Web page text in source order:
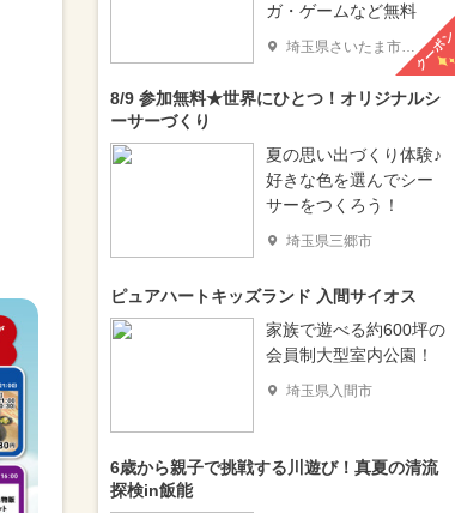
ガ・ゲームなど無料
埼玉県さいたま市大宮区 クーポン
8/9 参加無料★世界にひとつ！オリジナルシ
ーサーづくり
夏の思い出づくり体験♪
好きな色を選んでシー
サーをつくろう！
埼玉県三郷市
ピュアハートキッズランド 入間サイオス
家族で遊べる約600坪の
会員制大型室内公園！
埼玉県入間市
6歳から親子で挑戦する川遊び！真夏の清流
探検in飯能